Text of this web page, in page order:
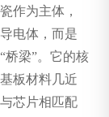
作为主体，
电体，而是
桥梁”。它的核
板材料几近
芯片相匹配